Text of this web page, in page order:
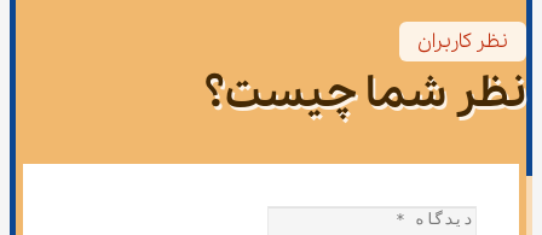
نظر کاربران
نظر شما چیست؟